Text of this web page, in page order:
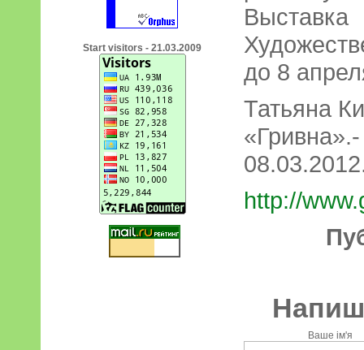
Start visitors - 21.03.2009
до 8
Татьяна
http://
Ваше ім'я